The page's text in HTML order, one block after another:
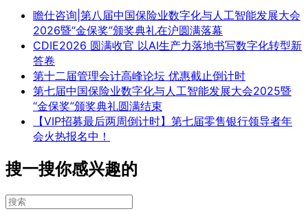
瞻仕咨询|第八届中国保险业数字化与人工智能发展大会
2026暨“金保奖”颁奖典礼在沪圆满落幕
CDIE2026 圆满收官 以AI生产力落地书写数字化转型新
答卷
第十二届管理会计高峰论坛 优惠截止倒计时
第七届中国保险业数字化与人工智能发展大会2025暨
“金保奖”颁奖典礼圆满结束
【VIP招募最后两周倒计时】第七届零售银行领导者年
会火热报名中！
搜一搜你感兴趣的